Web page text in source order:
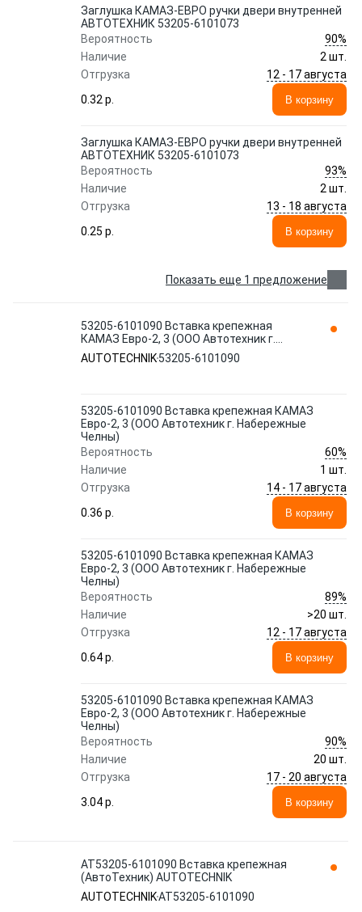
Заглушка КАМАЗ-ЕВРО ручки двери внутренней
АВТОТЕХНИК 53205-6101073
Вероятность
90%
Наличие
2 шт.
Отгрузка
12 - 17 августа
0.32 p.
В корзину
Заглушка КАМАЗ-ЕВРО ручки двери внутренней
АВТОТЕХНИК 53205-6101073
Вероятность
93%
Наличие
2 шт.
Отгрузка
13 - 18 августа
0.25 p.
В корзину
Показать еще 1 предложение
53205-6101090 Вставка крепежная
КАМАЗ Евро-2, 3 (ООО Автотехник г.
Набережные Челны) AUTOTECHNIK
AUTOTECHNIK53205-6101090
53205-6101090 Вставка крепежная КАМАЗ
Евро-2, 3 (ООО Автотехник г. Набережные
Челны)
Вероятность
60%
Наличие
1 шт.
Отгрузка
14 - 17 августа
0.36 p.
В корзину
53205-6101090 Вставка крепежная КАМАЗ
Евро-2, 3 (ООО Автотехник г. Набережные
Челны)
Вероятность
89%
Наличие
>20 шт.
Отгрузка
12 - 17 августа
0.64 p.
В корзину
53205-6101090 Вставка крепежная КАМАЗ
Евро-2, 3 (ООО Автотехник г. Набережные
Челны)
Вероятность
90%
Наличие
20 шт.
Отгрузка
17 - 20 августа
3.04 p.
В корзину
АТ53205-6101090 Вставка крепежная
(АвтоТехник) AUTOTECHNIK
AUTOTECHNIKАТ53205-6101090